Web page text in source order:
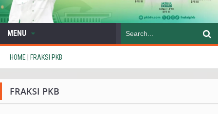
MENU
HOME FRAKSI PKB
FRAKSI PKB